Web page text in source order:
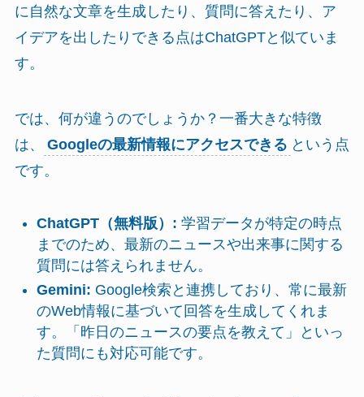
に自然な文章を生成したり、質問に答えたり、ア
イデアを出したりできる点はChatGPTと似ていま
す。
では、何が違うのでしょうか？一番大きな特徴
は、
Googleの最新情報にアクセスできる という点
です。
ChatGPT（無料版）: 学習データが特定の時点
までのため、最新のニュースや出来事に関する
質問には答えられません。
Gemini: Google検索と連携しており、常に最新
のWeb情報に基づいて回答を生成してくれま
す。「昨日のニュースの要点を教えて」といっ
た質問にも対応可能です。